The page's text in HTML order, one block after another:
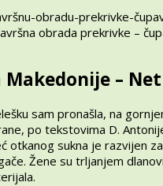
obrada prekrivke –
–
sam pronašla, na
po tekstovima D.
otkanog sukna je razvijen
Žene su trljanjem